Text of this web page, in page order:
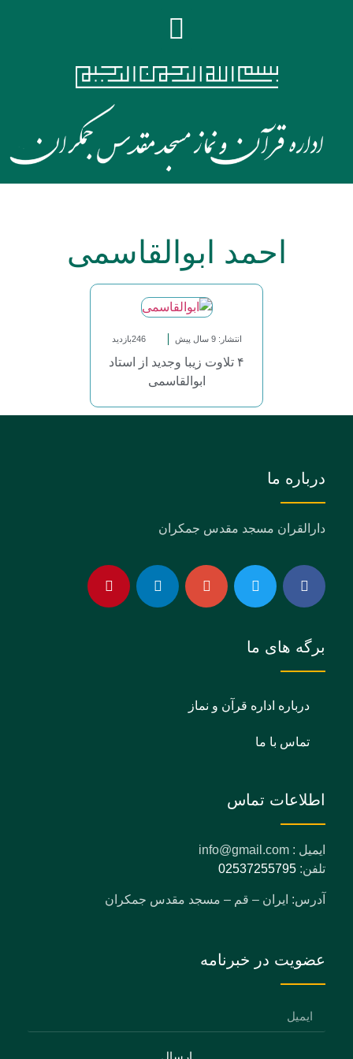
احمد ابوالقاسمی
انتشار: 9 سال پیش 246بازدید
۴ تلاوت زیبا وجدید از استاد
ابوالقاسمی
درباره ما
دارالقران مسجد مقدس جمکران
برگه های ما
درباره اداره قرآن و نماز
تماس با ما
اطلاعات تماس
ایمیل : info@gmail.com
تلفن: 02537255795
آدرس: ایران – قم – مسجد مقدس جمکران
عضویت در خبرنامه
ارسال